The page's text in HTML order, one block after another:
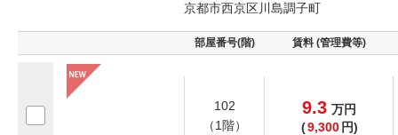
京都市西京区川島調子町
部屋番号(階) 賃料 (管理費等)
102
（1階）
9.3 万円
(9,300 円)